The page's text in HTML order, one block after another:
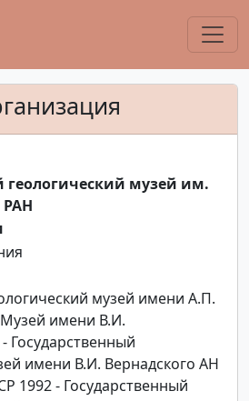
геологический музей им.
РАН
музей имени А.П.
имени В.И.
Государственный
имени В.И. Вернадского АН
1992 - Государственный